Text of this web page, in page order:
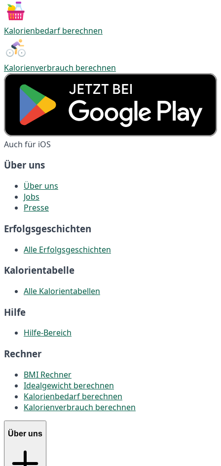
Kalorienbedarf berechnen
Kalorienverbrauch berechnen
Auch für iOS
Über uns
Über uns
Jobs
Presse
Erfolgsgeschichten
Alle Erfolgsgeschichten
Kalorientabelle
Alle Kalorientabellen
Hilfe
Hilfe-Bereich
Rechner
BMI Rechner
Idealgewicht berechnen
Kalorienbedarf berechnen
Kalorienverbrauch berechnen
Über uns